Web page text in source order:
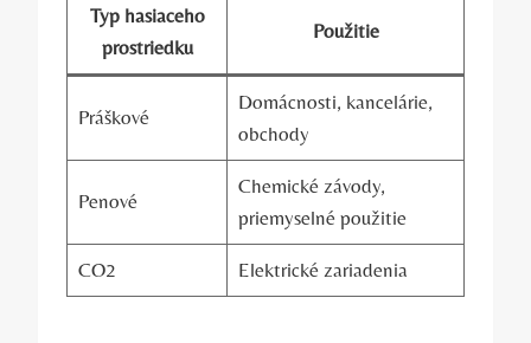
Typ hasiaceho
prostriedku
Použitie
Práškové
Domácnosti, kancelárie,
obchody
Penové
Chemické závody,
priemyselné použitie
CO2 Elektrické zariadenia